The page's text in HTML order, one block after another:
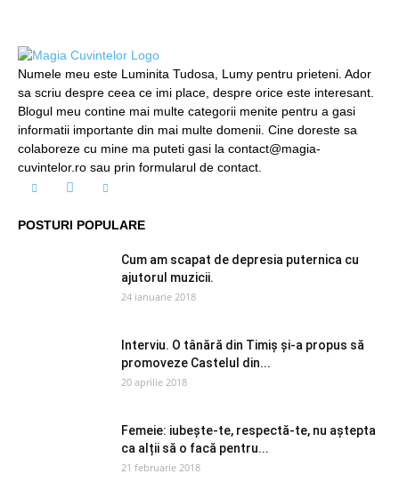
Numele meu este Luminita Tudosa, Lumy pentru prieteni. Ador
sa scriu despre ceea ce imi place, despre orice este interesant.
Blogul meu contine mai multe categorii menite pentru a gasi
informatii importante din mai multe domenii. Cine doreste sa
colaboreze cu mine ma puteti gasi la contact@magia-
cuvintelor.ro sau prin formularul de contact.
POSTURI POPULARE
Cum am scapat de depresia puternica cu
ajutorul muzicii.
24 ianuarie 2018
Interviu. O tânără din Timiș și-a propus să
promoveze Castelul din...
20 aprilie 2018
Femeie: iubește-te, respectă-te, nu aștepta
ca alții să o facă pentru...
21 februarie 2018